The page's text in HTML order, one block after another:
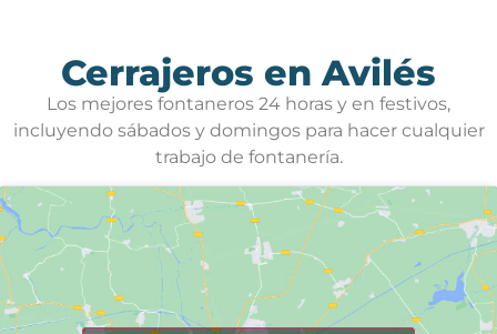
Cerrajeros en Avilés
Los mejores fontaneros 24 horas y en festivos,
incluyendo sábados y domingos para hacer cualquier
trabajo de fontanería.